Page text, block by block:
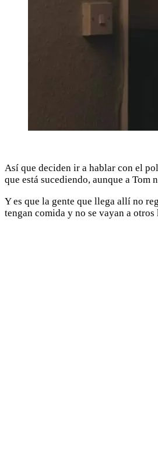
Así que deciden ir a hablar con el
que está sucediendo, aunque a Tom
Y es que la gente que llega allí no
tengan comida y no se vayan a